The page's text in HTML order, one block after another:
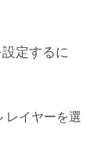
定するに
レイヤーを選